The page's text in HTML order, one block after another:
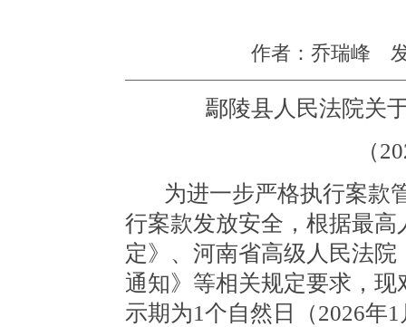
作者：乔瑞峰
鄢陵县人民法院关
（
为进一步严格执行案款
行案款发放安全，根据最
定》、河南省高级人民法
通知》等相关规定要求，
示期为1个自然日（2026年